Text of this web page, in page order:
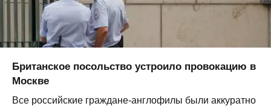
Британское посольство устроило провокацию в
Москве
Все российские граждане-англофилы были аккуратно